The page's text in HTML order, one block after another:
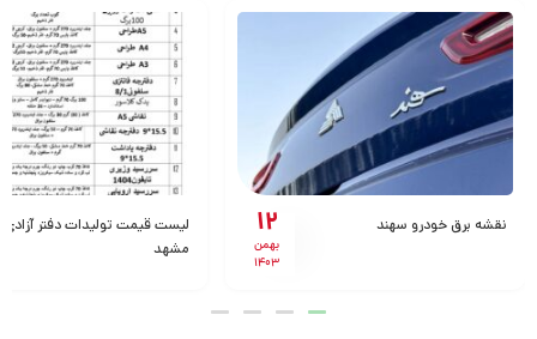
12
بهمن
1403
نقشه برق خودرو سهند
لیست قیمت تولیدات دفتر آزادی
مشهد